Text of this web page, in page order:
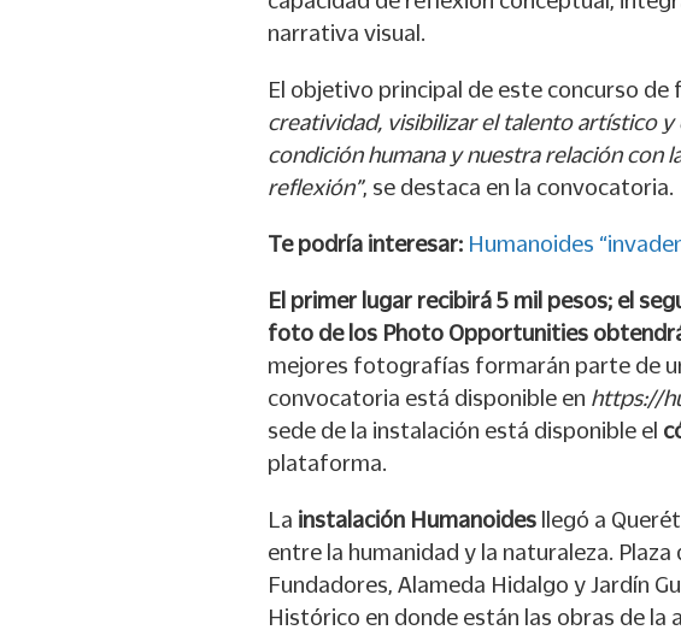
narrativa visual.
El objetivo principal de este concurso
creatividad, visibilizar el talento artístico
condición humana y nuestra relación con
reflexión”, se destaca en la convocatoria.
Te podría interesar: Humanoides
El primer lugar recibirá 5 mil pesos; el
foto de los Photo Opportunities
mejores fotografías formarán parte de
convocatoria está disponible en https://
sede de la instalación está disponible el
plataforma.
La instalación Humanoides llegó a
entre la humanidad y la naturaleza. Plaza
Fundadores, Alameda Hidalgo y Jardín
Histórico en donde están las obras de la